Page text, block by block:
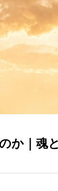
か｜魂